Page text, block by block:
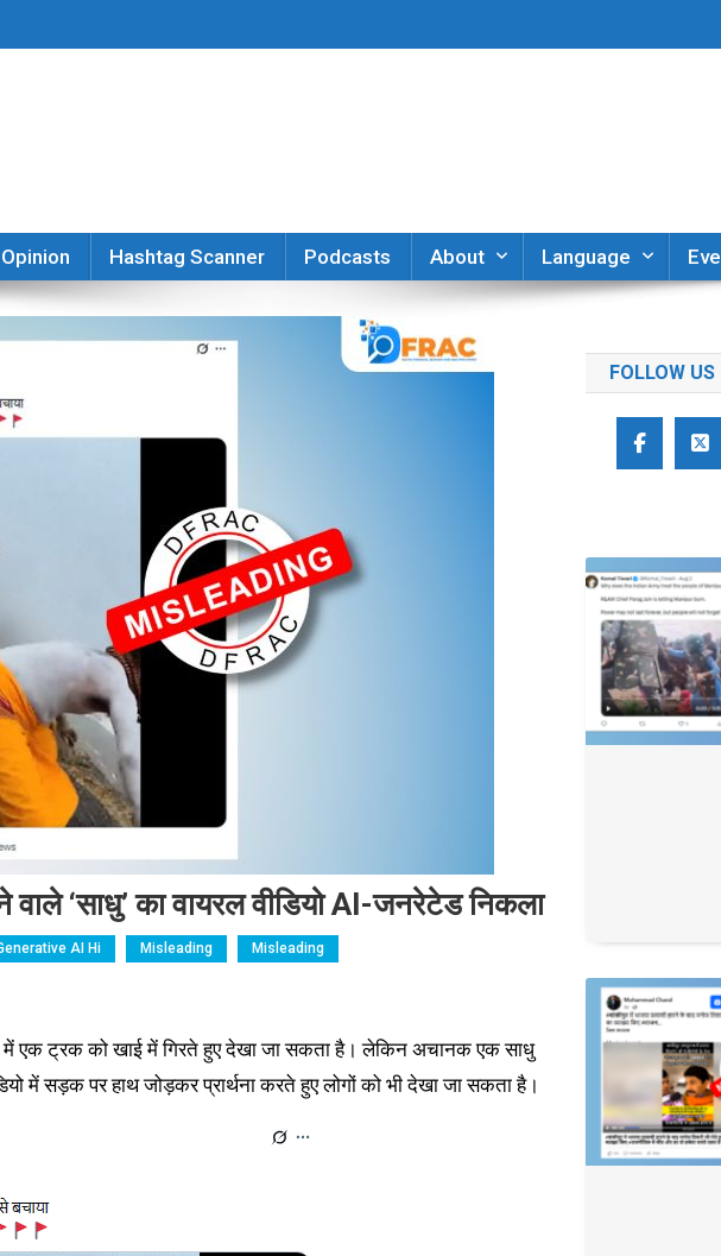
Opinion
Hashtag Scanner Podcasts About Language
‘साधु’ का वायरल वीडियो AI-जनरेटेड निकला
AI Hi Misleading Misleading
में एक ट्रक को खाई में गिरते हुए देखा जा सकता है। लेकिन अचानक एक साधु
में सड़क पर हाथ जोड़कर प्रार्थना करते हुए लोगों को भी देखा जा सकता है।
FOLLOW US